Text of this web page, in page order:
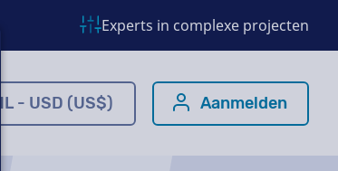
Experts in complexe projecten
NL - USD (US$) Aanmelden